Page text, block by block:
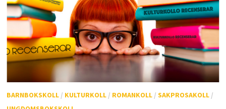
BARNBOKSKOLL/ KULTURKOLL/ ROMANKOLL/ SAKPROSAKOLL/